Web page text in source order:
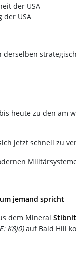
der USA
der USA
heute zu den am
jetzt schnell zu
jemand spricht
dem Mineral Stibnit
K8J0)auf Bald Hill